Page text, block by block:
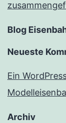
Blog
Neueste
Ein
Archiv